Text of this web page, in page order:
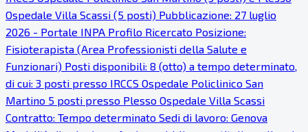
Ospedale Villa Scassi (5 posti) Pubblicazione: 27 luglio
2026 - Portale INPA Profilo Ricercato Posizione:
Fisioterapista (Area Professionisti della Salute e
Funzionari) Posti disponibili: 8 (otto) a tempo determinato,
di cui: 3 posti presso IRCCS Ospedale Policlinico San
Martino 5 posti presso Plesso Ospedale Villa Scassi
Contratto: Tempo determinato Sedi di lavoro: Genova